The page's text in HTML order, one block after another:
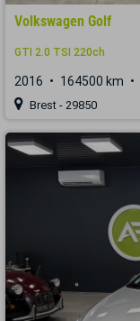
Volkswagen Golf
GTI 2.0 TSI 220ch
2016 164500 km
Brest - 29850